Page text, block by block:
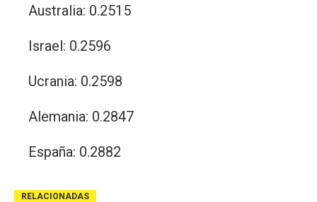
Australia: 0.2515
Israel: 0.2596
Ucrania: 0.2598
Alemania: 0.2847
España: 0.2882
RELACIONADAS